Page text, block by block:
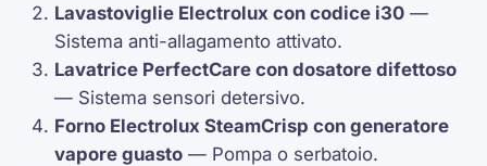
Lavastoviglie Electrolux con codice i30 —
Sistema anti-allagamento attivato.
Lavatrice PerfectCare con dosatore difettoso
— Sistema sensori detersivo.
Forno ElectroluxSteamCrisp con generatore
vapore guasto — Pompa o serbatoio.